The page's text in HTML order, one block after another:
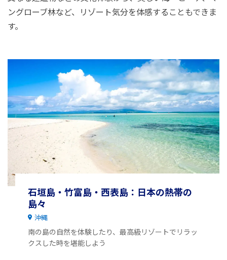
ングローブ林など、リゾート気分を体感することもできま
す。
石垣島・竹富島・西表島：日本の熱帯の
島々
沖縄
南の島の自然を体験したり、最高級リゾートでリラッ
クスした時を堪能しよう